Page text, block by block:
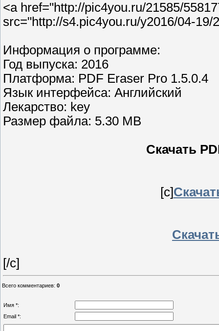
<a href="http://pic4you.ru/21585/
src="http://s4.pic4you.ru/y2016/04-
Информация о программе:
Год выпуска: 2016
Платформа: PDF Eraser Pro 1.5.0.4
Язык интерфейса: Английский
Лекарство: key
Размер файла: 5.30 MB
Скачать
[c]
[/c]
Всего комментариев: 0
Имя *:
Email *: